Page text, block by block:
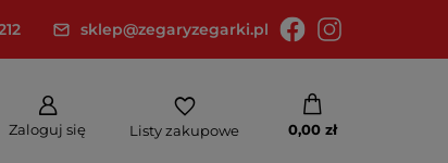
sklep@zegaryzegarki.pl
Zaloguj się Listy zakupowe 0,00 zł